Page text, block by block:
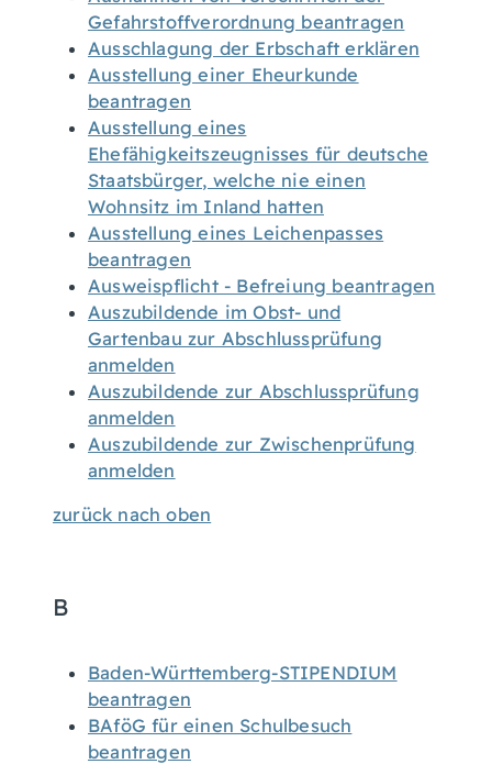
Gefahrstoffverordnung beantragen
Ausschlagung der Erbschaft erklären
Ausstellung einer Eheurkunde
beantragen
Ausstellung eines
Ehefähigkeitszeugnisses für deutsche
Staatsbürger, welche nie einen
Wohnsitz im Inland hatten
Ausstellung eines Leichenpasses
beantragen
Ausweispflicht - Befreiung beantragen
Auszubildende im Obst- und
Gartenbau zur Abschlussprüfung
anmelden
Auszubildende zur Abschlussprüfung
anmelden
Auszubildende zur Zwischenprüfung
anmelden
zurück nach oben
B
Baden-Württemberg-STIPENDIUM
beantragen
BAföG für einen Schulbesuch
beantragen